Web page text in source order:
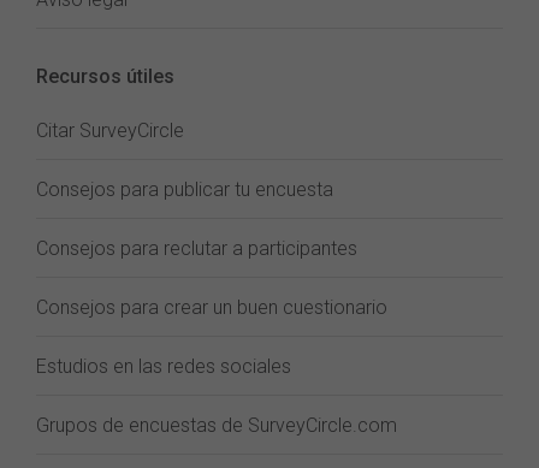
Recursos útiles
Citar SurveyCircle
Consejos para publicar tu encuesta
Consejos para reclutar a participantes
Consejos para crear un buen cuestionario
Estudios en las redes sociales
Grupos de encuestas de SurveyCircle.com